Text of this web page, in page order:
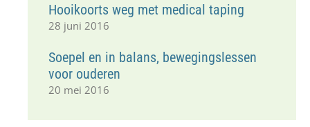
Hooikoorts weg met medical taping
28 juni 2016
Soepel en in balans, bewegingslessen
voor ouderen
20 mei 2016